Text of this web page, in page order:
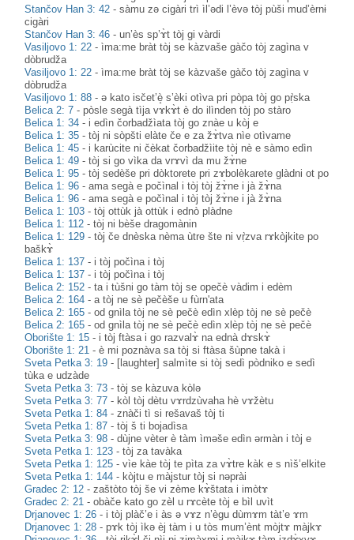
Stančov Han 3: 42 -sàmu zə cigàri trì ìl’ədi l’èvə tòj pùši mud’èrnɨ
cigàri
Stančov Han 3: 46 -un’ès sp’ɤ̀t tòj gi vàrdi
Vasiljovo 1: 22 -ìma:me bràt tòj se kàzvaše gàčo tòj zagìna v
dòbrudža
Vasiljovo 1: 22 -ìma:me bràt tòj se kàzvaše gàčo tòj zagìna v
dòbrudža
Vasiljovo 1: 88 -ə kato isčet’è̝ s’èki otìva pri pòpa tòj go pṛ̀ska
Belica 2: 7 -pòsle segà tìja vɤkɤ̀t è do ilìnden tòj po stàro
Belica 1: 34 - i edìn čorbadžìata tòj go znàe u kòj e
Belica 1: 35 -tòj ni sòpšti elàte če e za žɤ̀tva nìe otìvame
Belica 1: 45 - i karùcite ni čèkat čorbadžìite tòj nè e sàmo edìn
Belica 1: 49 -tòj si go vìka da vrɤvì da mu žɤ̀ne
Belica 1: 95 -tòj sedèše pri dòktorete pri zɤbolèkarete glàdni ot po
Belica 1: 96 -ama segà e počìnal i tòj tòj žɤ̀ne i jà žɤ̀na
Belica 1: 96 -ama segà e počìnal i tòj tòj žɤ̀ne i jà žɤ̀na
Belica 1: 103 -tòj ottùk jà ottùk i ednò plàdne
Belica 1: 112 -tòj ni bèše dragomànin
Belica 1: 129 -tòj če dnèska nèma ùtre šte ni vṛ̀zva rɤkòjkite po
baškɤ̀
Belica 1: 137 - i tòj počìna i tòj
Belica 1: 137 - i tòj počìna i tòj
Belica 2: 152 -ta i tùšni go tàm tòj se opečè vàdim i edèm
Belica 2: 164 -a tòj ne sè pečèše u fùrn'ata
Belica 2: 165 -od gnìla tòj ne sè pečè edìn xlèp tòj ne sè pečè
Belica 2: 165 -od gnìla tòj ne sè pečè edìn xlèp tòj ne sè pečè
Oborište 1: 15 - i tòj ftàsa i go razvalɤ̀ na ednà dɤskɤ̀
Oborište 1: 21 -è mi poznàva sa tòj si ftàsa šùpne takà i
Sveta Petka 3: 19 - [laughter] salmìte si tòj sedì pòdniko e sedì
tùka e udzàde
Sveta Petka 3: 73 -tòj se kàzuva kòlə
Sveta Petka 3: 77 - kòl tòj dètu vɤrdzùvaha hè vɤžètu
Sveta Petka 1: 84 -znàči tì si rešavaš tòj ti
Sveta Petka 1: 87 -tòj š ti bojadìsa
Sveta Petka 3: 98 -dùjne vèter è tàm ìməše edìn ərmàn i tòj e
Sveta Petka 1: 123 -tòj za tavàka
Sveta Petka 1: 125 -vìe kàe tòj te pìta za vɤ̀tre kàk e s nìš’elkite
Sveta Petka 1: 144 - kòjtu e màjstur tòj si nəprài
Gradec 2: 12 -zaštòto tòj še vi zème kɤ̀štata i imòtɤ
Gradec 2: 21 -obàče kato go zèl u rɤcète tòj e bìl uvìt
Drjanovec 1: 26 - i tòj plàč’e i às ə vɤz n’ègu dùmɤm tàt’e ɤm
Drjanovec 1: 28 -pɤk tòj ìkə èj tàm i u tòs mum’ènt mòjtɤ màjkɤ